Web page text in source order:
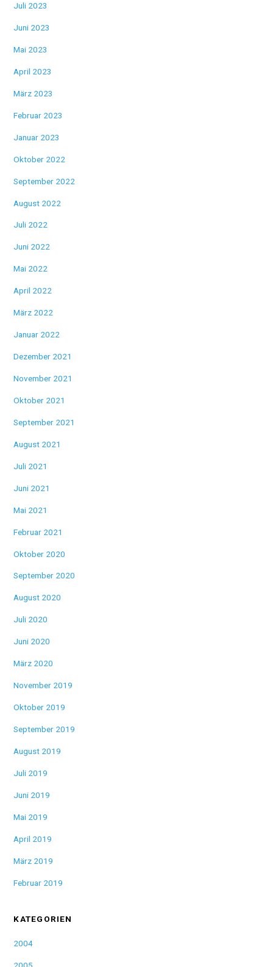
Juli 2023
Juni 2023
Mai 2023
April 2023
März 2023
Februar 2023
Januar 2023
Oktober 2022
September 2022
August 2022
Juli 2022
Juni 2022
Mai 2022
April 2022
März 2022
Januar 2022
Dezember 2021
November 2021
Oktober 2021
September 2021
August 2021
Juli 2021
Juni 2021
Mai 2021
Februar 2021
Oktober 2020
September 2020
August 2020
Juli 2020
Juni 2020
März 2020
November 2019
Oktober 2019
September 2019
August 2019
Juli 2019
Juni 2019
Mai 2019
April 2019
März 2019
Februar 2019
KATEGORIEN
2004